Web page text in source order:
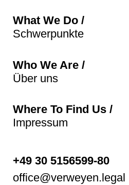
What We Do /
Schwerpunkte
Who We Are /
Über uns
Where To Find Us /
Impressum
+49 30 5156599-80
office@verweyen.legal